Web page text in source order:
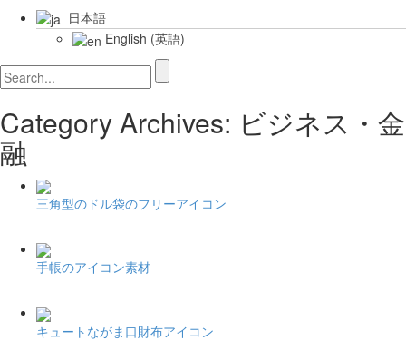
日本語
English (英語)
Category Archives: ビジネス・金
融
三角型のドル袋のフリーアイコン
手帳のアイコン素材
キュートながま口財布アイコン